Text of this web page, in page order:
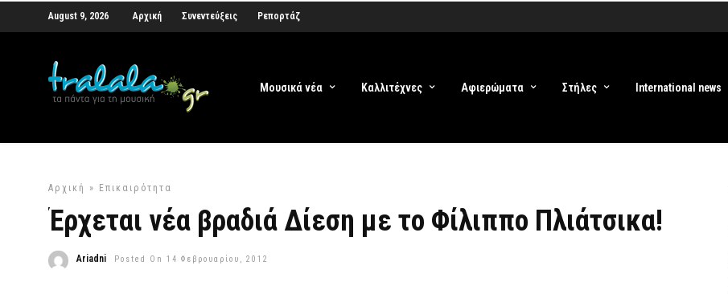
August 9, 2026 Αρχική Συνεντεύξεις Ρεπορτάζ
Μουσικά νέα Καλλιτέχνες Αφιερώματα Στήλες International news
Αρχική » Επικαιρότητα
Έρχεται νέα βραδιά Δίεση με το Φίλιππο Πλιάτσικα!
Ariadni Posted On 14 Φεβρουαρίου, 2012